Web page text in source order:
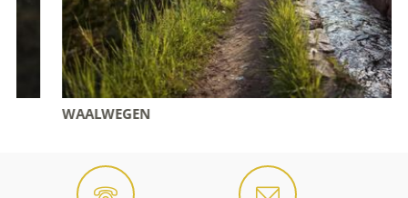
WAALWEGEN